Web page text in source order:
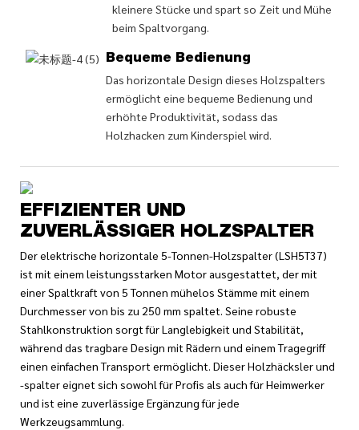
kleinere Stücke und spart so Zeit und Mühe
beim Spaltvorgang.
Bequeme Bedienung
Das horizontale Design dieses Holzspalters
ermöglicht eine bequeme Bedienung und
erhöhte Produktivität, sodass das
Holzhacken zum Kinderspiel wird.
EFFIZIENTER UND
ZUVERLÄSSIGER HOLZSPALTER
Der elektrische horizontale 5-Tonnen-Holzspalter (LSH5T37)
ist mit einem leistungsstarken Motor ausgestattet, der mit
einer Spaltkraft von 5 Tonnen mühelos Stämme mit einem
Durchmesser von bis zu 250 mm spaltet. Seine robuste
Stahlkonstruktion sorgt für Langlebigkeit und Stabilität,
während das tragbare Design mit Rädern und einem Tragegriff
einen einfachen Transport ermöglicht. Dieser Holzhäcksler und
-spalter eignet sich sowohl für Profis als auch für Heimwerker
und ist eine zuverlässige Ergänzung für jede
Werkzeugsammlung.